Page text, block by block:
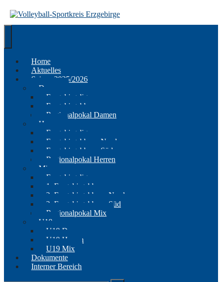
zum
Inhalt
Home
Aktuelles
Saison 2025/2026
Damen
Erzgebirgsliga
Erzgebirgsklasse
Regionalpokal Damen
Herren
Erzgebirgsliga
Erzgebirgsklasse Nord
Erzgebirgsklasse Süd
Regionalpokal Herren
Mix
Erzgebirgsliga
1. Erzgebirgsklasse
2. Erzgebirgsklasse Nord
2. Erzgebirgsklasse Süd
Regionalpokal Mix
U19
U19 Damen
U19 Herren
U19 Mix
Dokumente
Interner Bereich